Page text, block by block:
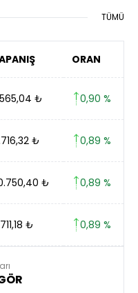
TÜMÜ
ORAN
₺ 0,90 %
₺ 0,89 %
₺ 0,89 %
₺ 0,89 %